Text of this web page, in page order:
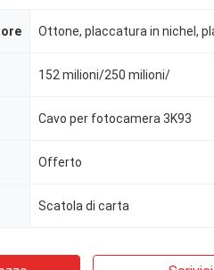
152 milioni/250 milioni/
Cavo per fotocamera 3K93
Offerto
Scatola di carta